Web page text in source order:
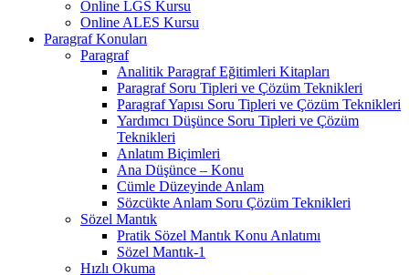
Online LGS Kursu
Online ALES Kursu
Paragraf Konuları
Paragraf
Analitik Paragraf Eğitimleri Kitapları
Paragraf Soru Tipleri ve Çözüm Teknikleri
Paragraf Yapısı Soru Tipleri ve Çözüm Teknikleri
Yardımcı Düşünce Soru Tipleri ve Çözüm
Teknikleri
Anlatım Biçimleri
Ana Düşünce – Konu
Cümle Düzeyinde Anlam
Sözcükte Anlam Soru Çözüm Teknikleri
Sözel Mantık
Pratik Sözel Mantık Konu Anlatımı
Sözel Mantık-1
Hızlı Okuma